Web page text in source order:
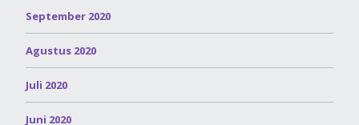
September 2020
Agustus 2020
Juli 2020
Juni 2020